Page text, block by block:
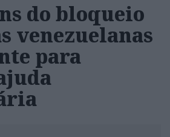
do bloqueio
venezuelanas
para